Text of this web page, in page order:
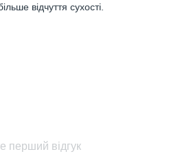
відчуття сухості.
перший відгук